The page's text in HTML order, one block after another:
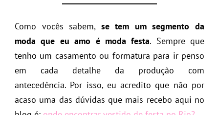
Como vocês sabem, se tem um segmento da
moda que eu amo é moda festa. Sempre que
tenho um casamento ou formatura para ir penso
em cada detalhe da produção com
antecedência. Por isso, eu acredito que não por
acaso uma das dúvidas que mais recebo aqui no